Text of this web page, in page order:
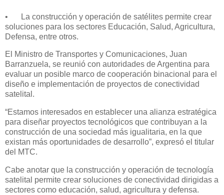
•
La construcción y operación de satélites permite crear
soluciones para los sectores Educación, Salud, Agricultura,
Defensa, entre otros.
El Ministro de Transportes y Comunicaciones, Juan
Barranzuela, se reunió con autoridades de Argentina para
evaluar un posible marco de cooperación binacional para el
diseño e implementación de proyectos de conectividad
satelital.
“Estamos interesados en establecer una alianza estratégica
para diseñar proyectos tecnológicos que contribuyan a la
construcción de una sociedad más igualitaria, en la que
existan más oportunidades de desarrollo”, expresó el titular
del MTC.
Cabe anotar que la construcción y operación de tecnología
satelital permite crear soluciones de conectividad dirigidas a
sectores como educación, salud, agricultura y defensa.